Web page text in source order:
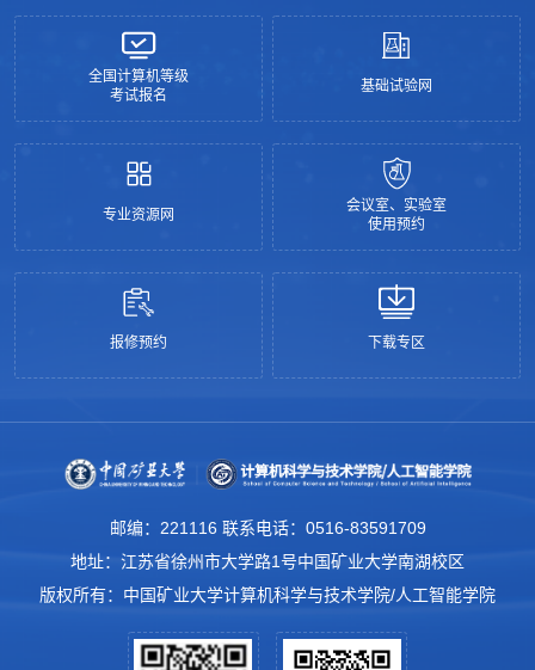
全国计算机等级
考试报名
基础试验网
专业资源网
会议室、实验室
使用预约
报修预约 下载专区
邮编：221116 联系电话：0516-83591709
地址：江苏省徐州市大学路1号中国矿业大学南湖校区
版权所有：中国矿业大学计算机科学与技术学院/人工智能学院